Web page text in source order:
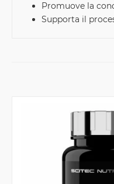
Promuove la
Supporta il